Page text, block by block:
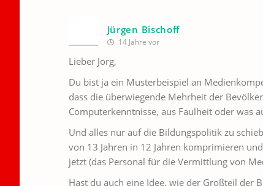
Jürgen Bischoff
14 Jahre vor
Lieber Jörg,
Du bist ja ein Musterbeispiel an
dass die überwiegende Mehrheit der
Computerkenntnisse, aus Faulheit oder was
Und alles nur auf die Bildungspolitik zu
von 13 Jahren in 12 Jahren komprimieren
jetzt (das Personal für die Vermittlung von
Hast du auch eine Idee, wie der Großteil der